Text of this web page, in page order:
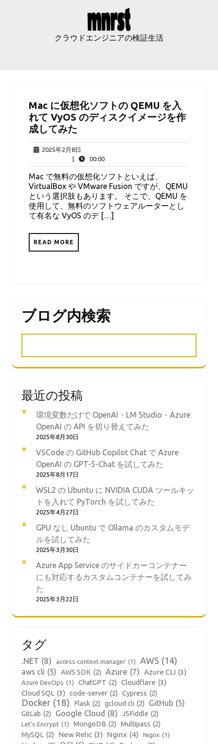
クラウドエンジニアの検証生活
Mac に仮想化ソフトの QEMU を入
れて VyOS のディスクイメージを作
成してみた
2025年2月8日
年
2
月
8
日
00:0000:00
Mac で無料の仮想化ソフトといえば、
VirtualBox や VMware Fusion ですが、QEMU
という選択肢もあります。 そこで、QEMU を
使用して、無料のソフトウェアルーターとし
て有名な VyOS のデ […]
READ MORE
ブログ内検索
最近の投稿
環境変数だけで OpenAI・LM Studio・Azure
OpenAI の API を切り替えてみた
2025年8月30日
VSCode の GitHub Copilot Chat で Azure
OpenAI の GPT-5-Chat を試してみた
2025年8月17日
WSL2 の Ubuntu に NVIDIA CUDA ツールキッ
トを入れて PyTorch を試してみた
2025年4月27日
GPU なし Ubuntu で Ollama のカスタムモデ
ルを試してみた
2025年3月30日
Azure App Service のサイドカーコンテナー
にも対応するカスタムコンテナーを試してみ
た
2025年3月22日
タグ
.NET (8) access context manager (1) AWS (14)
aws cli (5) AWS SDK (2) Azure (7) Azure CLI (3)
Azure DevOps (1) ChatGPT (2) Cloudflare (3)
Cloud SQL (3) code-server (2) Cypress (2)
Docker (18) Flask (2) gcloud cli (2) GitHub (5)
GitLab (2) Google Cloud (8) JSFiddle (2)
Let's Encrypt (1) MongoDB (2) Multipass (2)
MySQL (2) New Relic (3) Nginx (4) Nignx (1)